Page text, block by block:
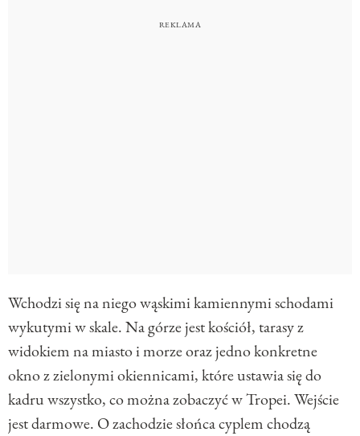
Wchodzi się na niego wąskimi kamiennymi schodami
wykutymi w skale. Na górze jest kościół, tarasy z
widokiem na miasto i morze oraz jedno konkretne
okno z zielonymi okiennicami, które ustawia się do
kadru wszystko, co można zobaczyć w Tropei. Wejście
jest darmowe. O zachodzie słońca cyplem chodzą